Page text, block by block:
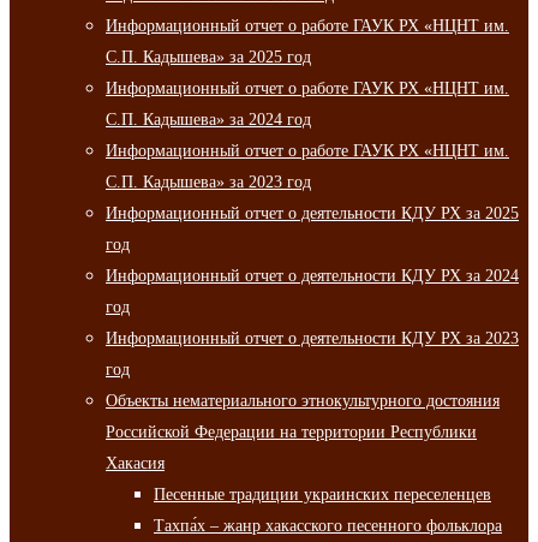
Информационный отчет о работе ГАУК РХ «НЦНТ им.
С.П. Кадышева» за 2025 год
Информационный отчет о работе ГАУК РХ «НЦНТ им.
С.П. Кадышева» за 2024 год
Информационный отчет о работе ГАУК РХ «НЦНТ им.
С.П. Кадышева» за 2023 год
Информационный отчет о деятельности КДУ РХ за 2025
год
Информационный отчет о деятельности КДУ РХ за 2024
год
Информационный отчет о деятельности КДУ РХ за 2023
год
Объекты нематериального этнокультурного достояния
Российской Федерации на территории Республики
Хакасия
Песенные традиции украинских переселенцев
Тахпа́х – жанр хакасского песенного фольклора